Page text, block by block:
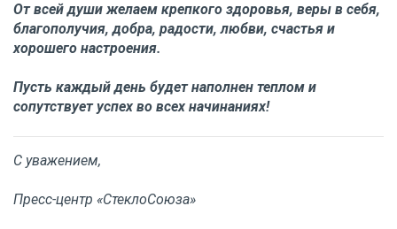
От всей души желаем крепкого здоровья, веры в себя,
благополучия, добра, радости, любви, счастья и
хорошего настроения.
Пусть каждый день будет наполнен теплом и
сопутствует успех во всех начинаниях!
С уважением,
Пресс-центр «СтеклоСоюза»